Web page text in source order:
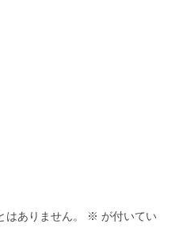
ありません。 ※ が付いてい